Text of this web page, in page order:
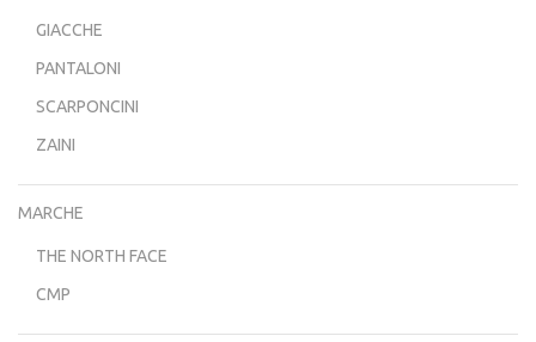
GIACCHE
PANTALONI
SCARPONCINI
ZAINI
MARCHE
THE NORTH FACE
CMP